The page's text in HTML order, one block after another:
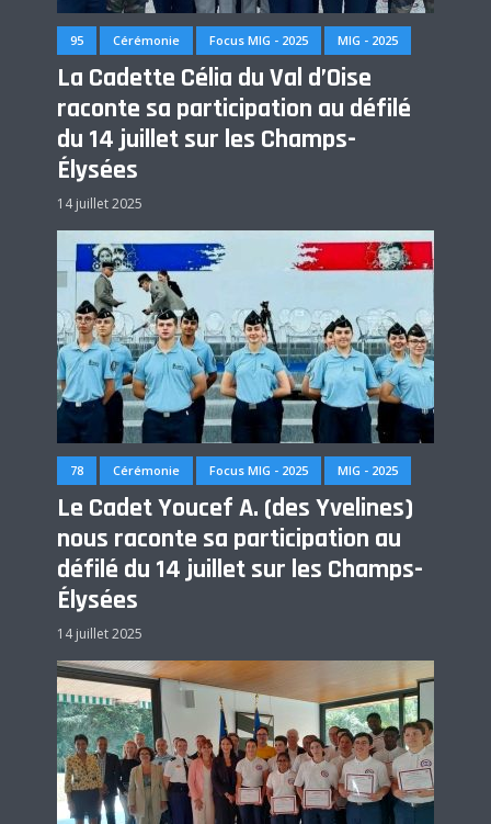
95 Cérémonie Focus MIG - 2025 MIG - 2025
La Cadette Célia du Val d’Oise
raconte sa participation au défilé
du 14 juillet sur les Champs-
Élysées
14 juillet 2025
78 Cérémonie Focus MIG - 2025 MIG - 2025
Le Cadet Youcef A. (des Yvelines)
nous raconte sa participation au
défilé du 14 juillet sur les Champs-
Élysées
14 juillet 2025